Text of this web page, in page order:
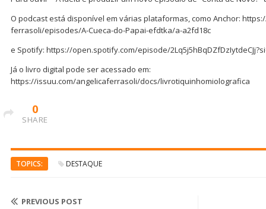
O podcast está disponível em várias plataformas, como Anchor:
ferrasoli/episodes/A-Cueca-do-Papai-efdtka/a-a2fd18c
e Spotify: https://open.spotify.com/episode/
Já o livro digital pode ser acessado em:
https://issuu.com/angelicaferrasoli/docs/livrotiquinhomiolografica
0
SHARE
TOPICS: DESTAQUE
PREVIOUS POST